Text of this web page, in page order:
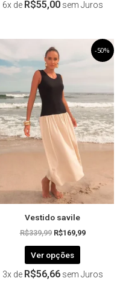
6x de R$55,00 sem Juros
-50%
Vestido savile
R$339,99
preço
original
era:
R$339,99.
R$169,99
preço
atual
Ver opções
Este
produto
variantes.
As
opções
podem
ser
escolhidas
na
página
do
produto
3x de R$56,66 sem Juros